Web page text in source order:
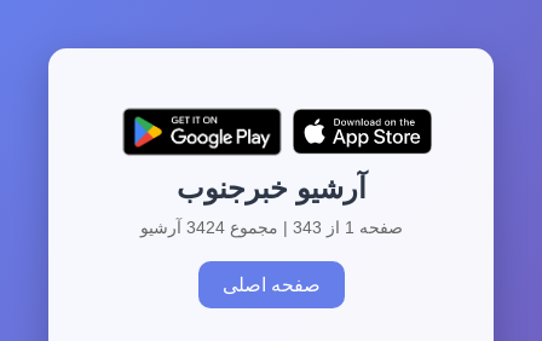
آرشیو خبرجنوب
صفحه 1 از 343 | مجموع 3424 آرشیو
صفحه اصلی